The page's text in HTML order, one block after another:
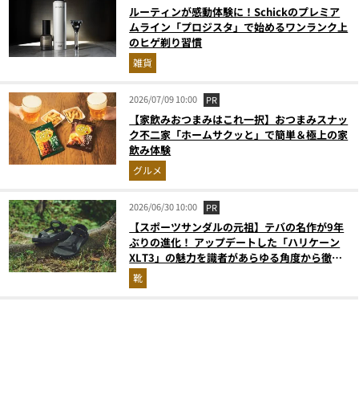
ルーティンが感動体験に！Schickのプレミア
ムライン「プロジスタ」で始めるワンランク上
のヒゲ剃り習慣
雑貨
2026/07/09 10:00 PR
【家飲みおつまみはこれ一択】おつまみスナッ
ク不二家「ホームサクッと」で簡単＆極上の家
飲み体験
グルメ
2026/06/30 10:00 PR
【スポーツサンダルの元祖】テバの名作が9年
ぶりの進化！ アップデートした「ハリケーン
XLT3」の魅力を識者があらゆる角度から徹底
解説！
靴